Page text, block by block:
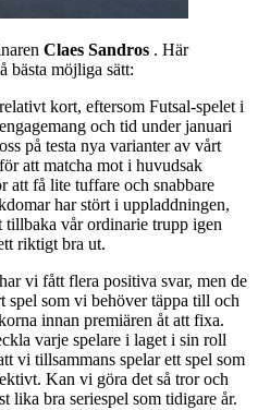
Claes Sandros . Här
bästa möjliga sätt:
kort, eftersom Futsal-spelet i
och tid under januari
på testa nya varianter av vårt
att matcha mot i huvudsak
att få lite tuffare och snabbare
har stört i uppladdningen,
tillbaka vår ordinarie trupp igen
riktigt bra ut.
vi fått flera positiva svar, men de
som vi behöver täppa till och
innan premiären åt att fixa.
varje spelare i laget i sin roll
vi tillsammans spelar ett spel som
Kan vi göra det så tror och
lika bra seriespel som tidigare år.